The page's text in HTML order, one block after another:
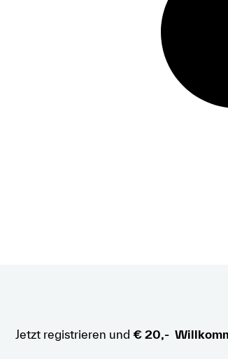
Jetzt registrieren und € 20,-